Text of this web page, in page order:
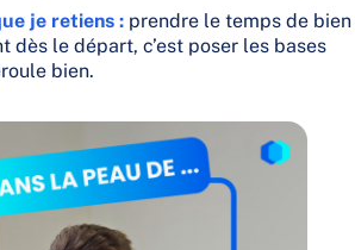
je retiens : prendre le temps de bien
dès le départ, c’est poser les bases
bien.